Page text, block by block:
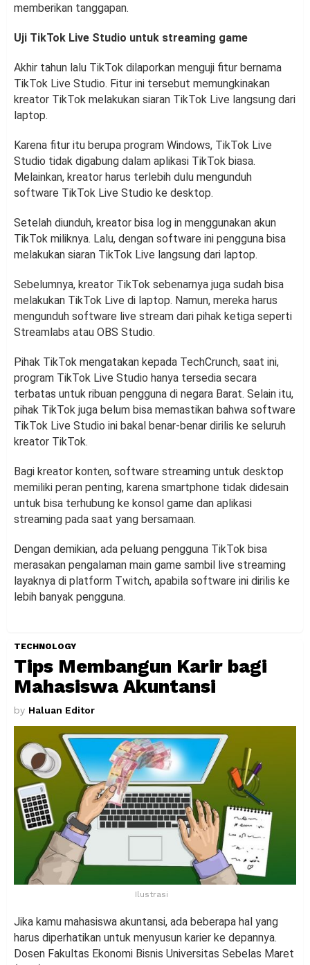
memberikan tanggapan.
Uji TikTok Live Studio untuk streaming game
Akhir tahun lalu TikTok dilaporkan menguji fitur bernama
TikTok Live Studio. Fitur ini tersebut memungkinakan
kreator TikTok melakukan siaran TikTok Live langsung dari
laptop.
Karena fitur itu berupa program Windows, TikTok Live
Studio tidak digabung dalam aplikasi TikTok biasa.
Melainkan, kreator harus terlebih dulu mengunduh
software TikTok Live Studio ke desktop.
Setelah diunduh, kreator bisa log in menggunakan akun
TikTok miliknya. Lalu, dengan software ini pengguna bisa
melakukan siaran TikTok Live langsung dari laptop.
Sebelumnya, kreator TikTok sebenarnya juga sudah bisa
melakukan TikTok Live di laptop. Namun, mereka harus
mengunduh software live stream dari pihak ketiga seperti
Streamlabs atau OBS Studio.
Pihak TikTok mengatakan kepada TechCrunch, saat ini,
program TikTok Live Studio hanya tersedia secara
terbatas untuk ribuan pengguna di negara Barat. Selain itu,
pihak TikTok juga belum bisa memastikan bahwa software
TikTok Live Studio ini bakal benar-benar dirilis ke seluruh
kreator TikTok.
Bagi kreator konten, software streaming untuk desktop
memiliki peran penting, karena smartphone tidak didesain
untuk bisa terhubung ke konsol game dan aplikasi
streaming pada saat yang bersamaan.
Dengan demikian, ada peluang pengguna TikTok bisa
merasakan pengalaman main game sambil live streaming
layaknya di platform Twitch, apabila software ini dirilis ke
lebih banyak pengguna.
TECHNOLOGY
Tips Membangun Karir bagi
Mahasiswa Akuntansi
by Haluan Editor
Ilustrasi
Jika kamu mahasiswa akuntansi, ada beberapa hal yang
harus diperhatikan untuk menyusun karier ke depannya.
Dosen Fakultas Ekonomi Bisnis Universitas Sebelas Maret